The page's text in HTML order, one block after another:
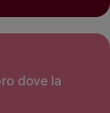
dove la